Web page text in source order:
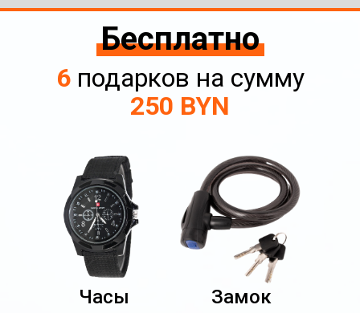
Бесплатно
6 подарков на сумму
250 BYN
Часы Замок